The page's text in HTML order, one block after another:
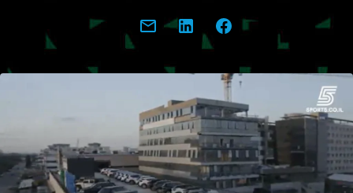
"נָגִישׁ
הַמְּסַיַּעַת
לִנְגִישׁוּת
הָאֲתָר.